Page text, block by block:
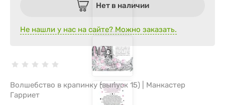
Нет в наличии
Не нашли у нас на сайте? Можно заказать.
Волшебство в крапинку (выпуск 15) | Манкастер
Гарриет